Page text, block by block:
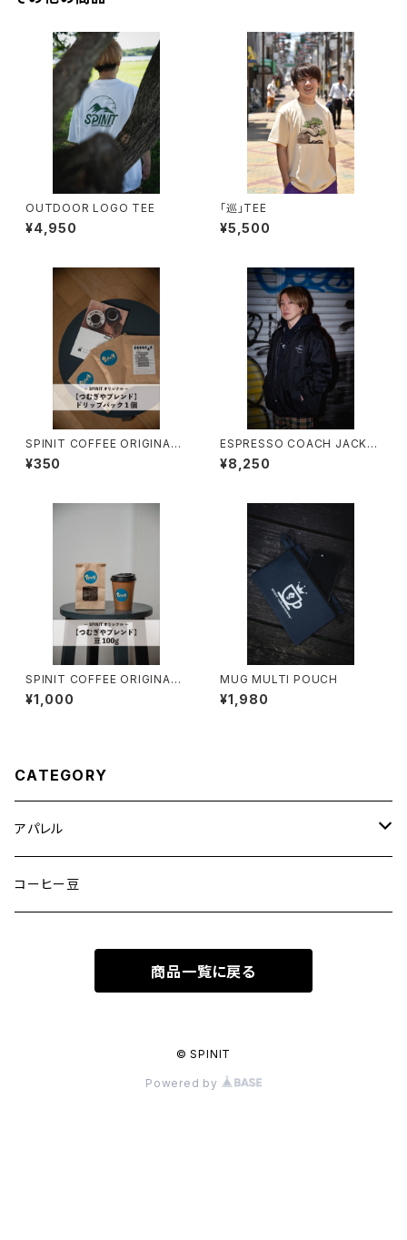
OUTDOOR LOGO TEE
¥4,950
「巡」TEE
¥5,500
SPINIT COFFEE ORIGINAL
「つむぎやブレンド」ドリップバッ
グ 1個
¥350
ESPRESSO COACH JACKE
T
¥8,250
SPINIT COFFEE ORIGINAL
「つむぎやブレンド」豆 100g
¥1,000
MUG MULTI POUCH
¥1,980
CATEGORY
アパレル
半袖Tシャツ
ヘッドウェアー
コーヒー豆
商品一覧に戻る
© SPINIT
Powered by